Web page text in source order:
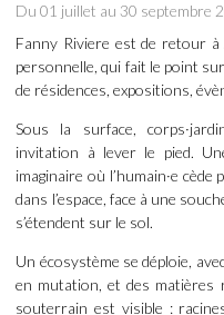
Du 01 juillet au 30 septembre
Fanny Riviere est de retour
personnelle, qui fait le point
de résidences, expositions,
Sous la surface,
invitation à lever le pied.
imaginaire où l’humain·e
dans l’espace, face à une
s’étendent sur le sol.
Un écosystème se déploie,
en mutation, et des matières
souterrain est visible :